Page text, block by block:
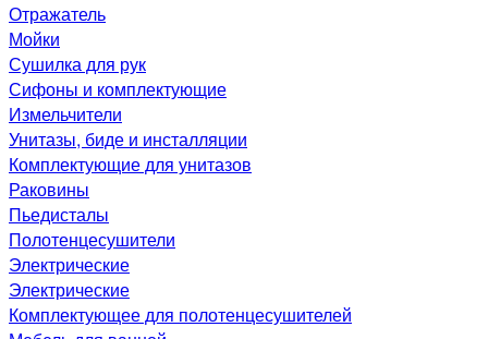
Отражатель
Мойки
Сушилка для рук
Сифоны и комплектующие
Измельчители
Унитазы, биде и инсталляции
Комплектующие для унитазов
Раковины
Пьедисталы
Полотенцесушители
Электрические
Электрические
Комплектующее для полотенцесушителей